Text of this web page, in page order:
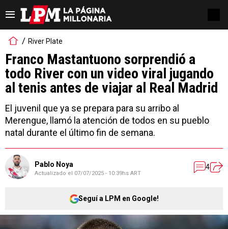
River Plate
Franco Mastantuono sorprendió a
todo River con un video viral jugando
al tenis antes de viajar al Real Madrid
El juvenil que ya se prepara para su arribo al
Merengue, llamó la atención de todos en su pueblo
natal durante el último fin de semana.
Pablo Noya
Actualizado el 07/07/2025 - 10:39hs ART
4
Seguí a LPM en Google!